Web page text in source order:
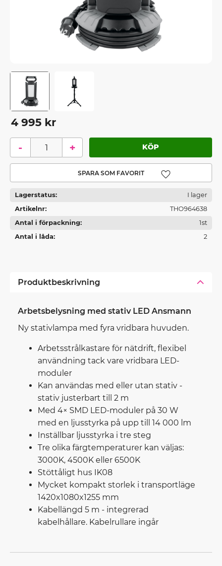
4 995 kr
+
-
Lägg till i favoriter
Lagerstatus
I lager
Artikelnr
THO964638
Antal i förpackning
1st
Antal i låda
2
Produktbeskrivning
Arbetsbelysning med stativ LED Ansmann
Ny stativlampa med fyra vridbara huvuden.
Arbetsstrålkastare för nätdrift, flexibel
användning tack vare vridbara LED-
moduler
Kan användas med eller utan stativ -
stativ justerbart till 2 m
Med 4× SMD LED-moduler på 30 W
med en ljusstyrka på upp till 14 000 lm
Inställbar ljusstyrka i tre steg
Tre olika färgtemperaturer kan väljas:
3000K, 4500K eller 6500K
Stöttåligt hus IK08
Mycket kompakt storlek i transportläge
1420x1080x1255 mm
Kabellängd 5 m - integrerad
kabelhållare. Kabelrullare ingår